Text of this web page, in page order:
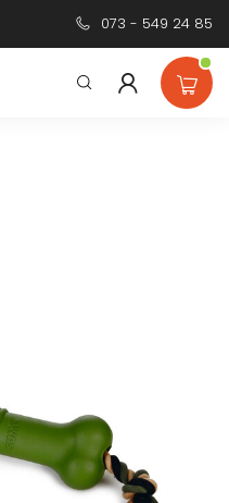
Persoonlijk
073 - 549 24 85